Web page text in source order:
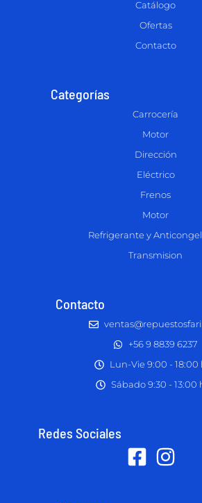
Catálogo
Ofertas
Contacto
Categorías
Carrocería
Motor
Dirección
Eléctrico
Frenos
Motor
Refrigerante y
Transmision
Contacto
+56 9 8839 6237
Lun-Vie 9:00 - 18:00
Sábado 9:30 - 13:00
Redes Sociales